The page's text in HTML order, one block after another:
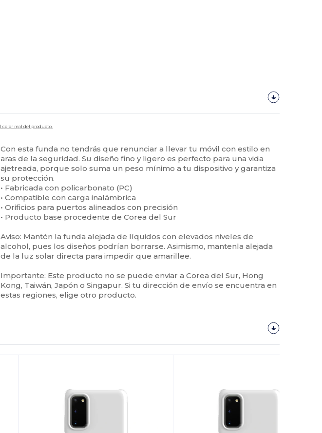
color real del producto.
Con esta funda no tendrás que renunciar a llevar tu móvil con estilo en
aras de la seguridad. Su diseño fino y ligero es perfecto para una vida
ajetreada, porque solo suma un peso mínimo a tu dispositivo y garantiza
su protección.
• Fabricada con policarbonato (PC)
• Compatible con carga inalámbrica
• Orificios para puertos alineados con precisión
• Producto base procedente de Corea del Sur
Aviso: Mantén la funda alejada de líquidos con elevados niveles de
alcohol, pues los diseños podrían borrarse. Asimismo, mantenla alejada
de la luz solar directa para impedir que amarillee.
Importante: Este producto no se puede enviar a Corea del Sur, Hong
Kong, Taiwán, Japón o Singapur. Si tu dirección de envío se encuentra en
estas regiones, elige otro producto.